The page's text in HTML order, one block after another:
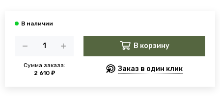
Сумма заказа:
2 610 ₽
В корзину
Заказ в один клик